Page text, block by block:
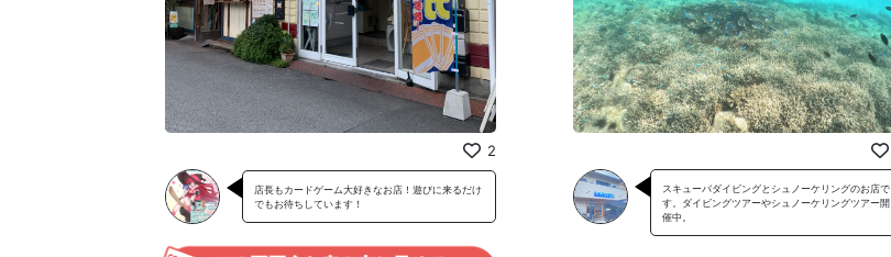
2
店長もカードゲーム大好きなお店！遊びに来るだけ
でもお待ちしています！
スキューバダイビングとシュノーケリングのお店で
す。ダイビングツアーやシュノーケリングツアー開
催中。